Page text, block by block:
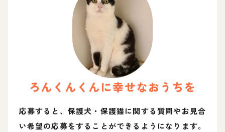
ろんくん くんに幸せなおうちを
応募すると、保護犬・保護猫に関する質問やお見合
い希望の応募をすることができるようになります。